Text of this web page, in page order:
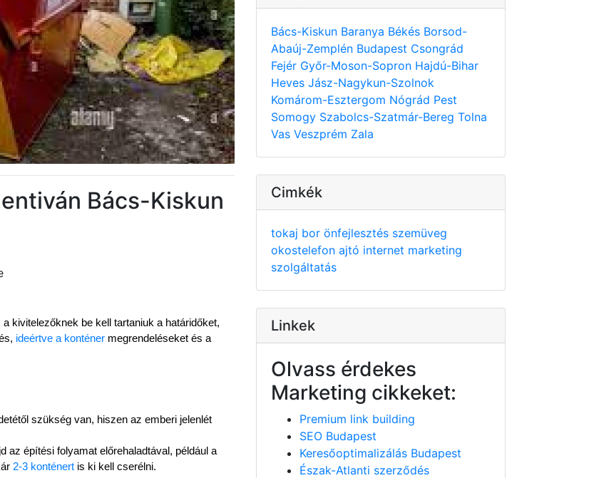
Bács-Kiskun
kivitelezőknek be kell tartaniuk a határidőket,
ideértve a konténer megrendeléseket és a
szükség van, hiszen az emberi jelenlét
az építési folyamat előrehaladtával, például a
2-3 konténert is ki kell cserélni.
Bács-Kiskun Baranya Békés Borsod-
Abaúj-Zemplén Budapest Csongrád
Fejér Győr-Moson-Sopron Hajdú-Bihar
Heves Jász-Nagykun-Szolnok
Komárom-Esztergom Nógrád Pest
Somogy Szabolcs-Szatmár-Bereg Tolna
Vas Veszprém Zala
Cimkék
tokaj bor önfejlesztés szemüveg
okostelefon ajtó internet marketing
szolgáltatás
Linkek
Olvass érdekes
Marketing cikkeket:
Premium link building
SEO Budapest
Keresőoptimalizálás Budapest
Észak-Atlanti szerződés